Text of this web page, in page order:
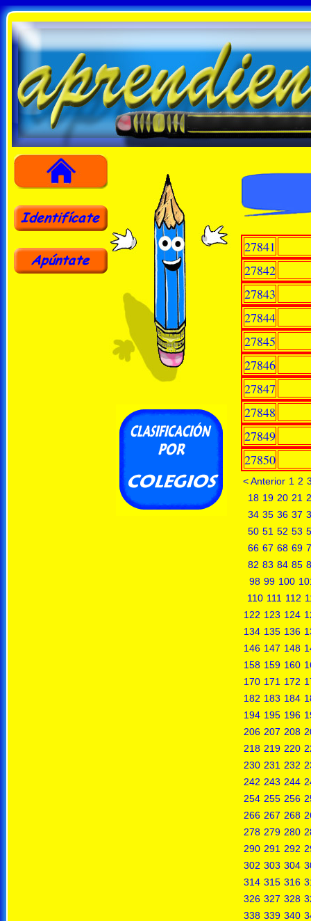
27841
27842
27843
27844
27845
27846
27847
27848
27849
27850
< Anterior 1 2
18 19 20 21
34 35 36 37
50 51 52 53
66 67 68 69
82 83 84 85
98 99 100
110 111 112
122 123 124
134 135 136
146 147 148
158 159 160
170 171 172
182 183 184
194 195 196
206 207 208
218 219 220
230 231 232
242 243 244
254 255 256
266 267 268
278 279 280
290 291 292
302 303 304
314 315 316
326 327 328
338 339 340